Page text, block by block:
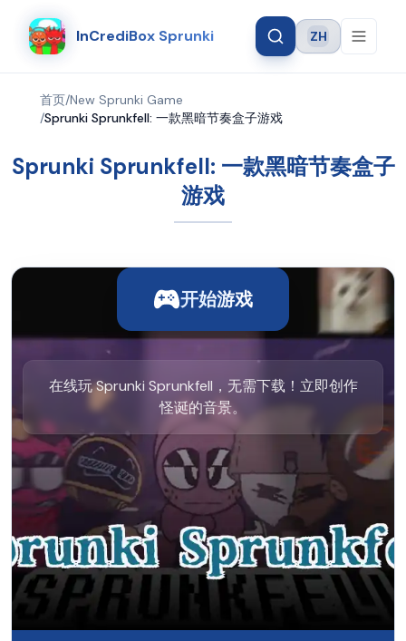
InCrediBox Sprunki Language
ZH
首页/New Sprunki Game
/Sprunki Sprunkfell: 一款黑暗节奏盒子游戏
Sprunki Sprunkfell: 一款黑暗节奏盒子
游戏
开始游戏
在线玩 Sprunki Sprunkfell，无需下载！立即创作
怪诞的音景。